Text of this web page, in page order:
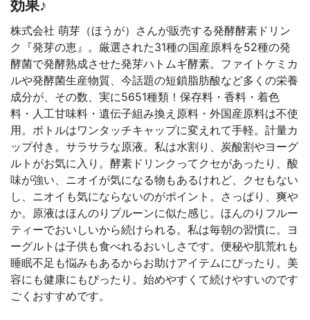
効果♪
株式会社 萌芽（ほうが）さんが販売する発酵酵素ドリン
ク『発芽の恵』。厳選された31種の国産原料を52種の発
酵菌で発酵熟成させた発芽ハトムギ酵素。ファイトケミカ
ルや発酵菌生産物質、今話題の短鎖脂肪酸など多くの栄養
成分が、その数、実に5651種類！保存料・香料・着色
料・人工甘味料・遺伝子組み換え原料・外国産原料は不使
用。ボトルはワンタッチキャップに変えれて手軽。計量カ
ップ付き。サラサラな原液。私は水割り、炭酸割やヨーグ
ルトがお気に入り。酵素ドリンクってクセがあったり、酸
味が強い、ニオイが気になる物もあるけれど、クセもない
し、ニオイも気にならないのがポイント。さっぱり、爽や
か。原液はほんのりプルーンに似た感じ。ほんのりフルー
ティーでおいしいから続けられる。私は毎朝の習慣に。ヨ
ーグルトは子供も食べれるおいしさです。便秘や肌荒れも
睡眠不足も悩みもあるからお助けアイテムにぴったり。美
容にも健康にもぴったり。始めやすくて続けやすいのです
ごくおすすめです。